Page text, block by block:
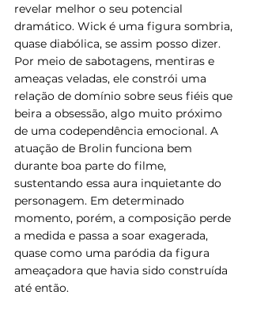
revelar melhor o seu potencial
dramático. Wick é uma figura sombria,
quase diabólica, se assim posso dizer.
Por meio de sabotagens, mentiras e
ameaças veladas, ele constrói uma
relação de domínio sobre seus fiéis que
beira a obsessão, algo muito próximo
de uma codependência emocional. A
atuação de Brolin funciona bem
durante boa parte do filme,
sustentando essa aura inquietante do
personagem. Em determinado
momento, porém, a composição perde
a medida e passa a soar exagerada,
quase como uma paródia da figura
ameaçadora que havia sido construída
até então.